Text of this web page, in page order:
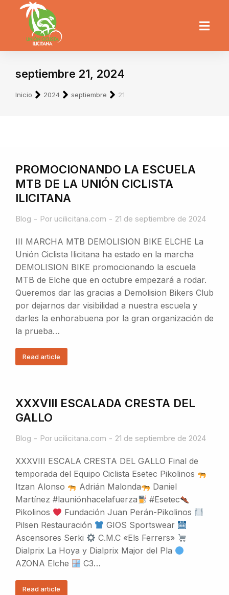
septiembre 21, 2024
Estás aquí:
Inicio 2024 septiembre 21
PROMOCIONANDO LA ESCUELA
MTB DE LA UNIÓN CICLISTA
ILICITANA
Blog Por ucilicitana.com 21 de septiembre de 2024
III MARCHA MTB DEMOLISION BIKE ELCHE La
Unión Ciclista Ilicitana ha estado en la marcha
DEMOLISION BIKE promocionando la escuela
MTB de Elche que en octubre empezará a rodar.
Queremos dar las gracias a Demolision Bikers Club
por dejarnos dar visibilidad a nuestra escuela y
darles la enhorabuena por la gran organización de
la prueba…
Read article
XXXVIII ESCALADA CRESTA DEL
GALLO
Blog Por ucilicitana.com 21 de septiembre de 2024
XXXVIII ESCALA CRESTA DEL GALLO Final de
temporada del Equipo Ciclista Esetec Pikolinos
Itzan Alonso
Adrián Malonda
Daniel
Martínez #launiónhacelafuerza
#Esetec
Pikolinos
Fundación Juan Perán-Pikolinos
Pilsen Restauración
GIOS Sportswear
Ascensores Serki
C.M.C «Els Ferrers»
Dialprix La Hoya y Dialprix Major del Pla
AZONA Elche
C3…
Read article